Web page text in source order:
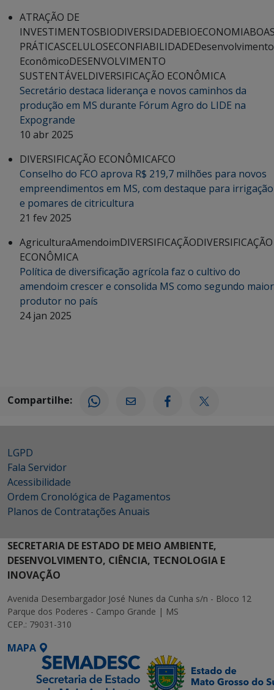
ATRAÇÃO DE
INVESTIMENTOSBIODIVERSIDADEBIOECONOMIA
PRÁTICASCELULOSECONFIABILIDADEDesenvolvimento
EconômicoDESENVOLVIMENTO
SUSTENTÁVELDIVERSIFICAÇÃO ECONÔMICA
Secretário destaca liderança e novos caminhos da
produção em MS durante Fórum Agro do LIDE na
Expogrande
10 abr 2025
DIVERSIFICAÇÃO ECONÔMICAFCO
Conselho do FCO aprova R$ 219,7 milhões para novos
empreendimentos em MS, com destaque para irrigação
e pomares de citricultura
21 fev 2025
AgriculturaAmendoimDIVERSIFICAÇÃODIVERSIFICAÇÃO
ECONÔMICA
Política de diversificação agrícola faz o cultivo do
amendoim crescer e consolida MS como segundo maior
produtor no país
24 jan 2025
Compartilhe:
LGPD
Fala Servidor
Acessibilidade
Ordem Cronológica de Pagamentos
Planos de Contratações Anuais
SECRETARIA DE ESTADO DE MEIO AMBIENTE,
DESENVOLVIMENTO, CIÊNCIA, TECNOLOGIA E
INOVAÇÃO
Avenida Desembargador José Nunes da Cunha s/n - Bloco 12
Parque dos Poderes - Campo Grande | MS
CEP.: 79031-310
MAPA